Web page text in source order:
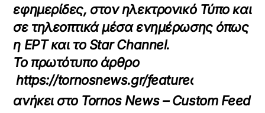
εφημερίδες, στον ηλεκτρονικό Τύπο και
σε τηλεοπτικά μέσα ενημέρωσης όπως
η ΕΡΤ και το Star Channel.
Το πρωτότυπο άρθρο
https://tornosnews.gr/featured/
ανήκει στο Tornos News – Custom Feed